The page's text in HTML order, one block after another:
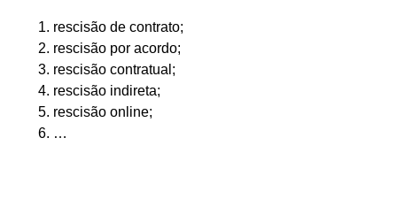
rescisão de contrato;
rescisão por acordo;
rescisão contratual;
rescisão indireta;
rescisão online;
…